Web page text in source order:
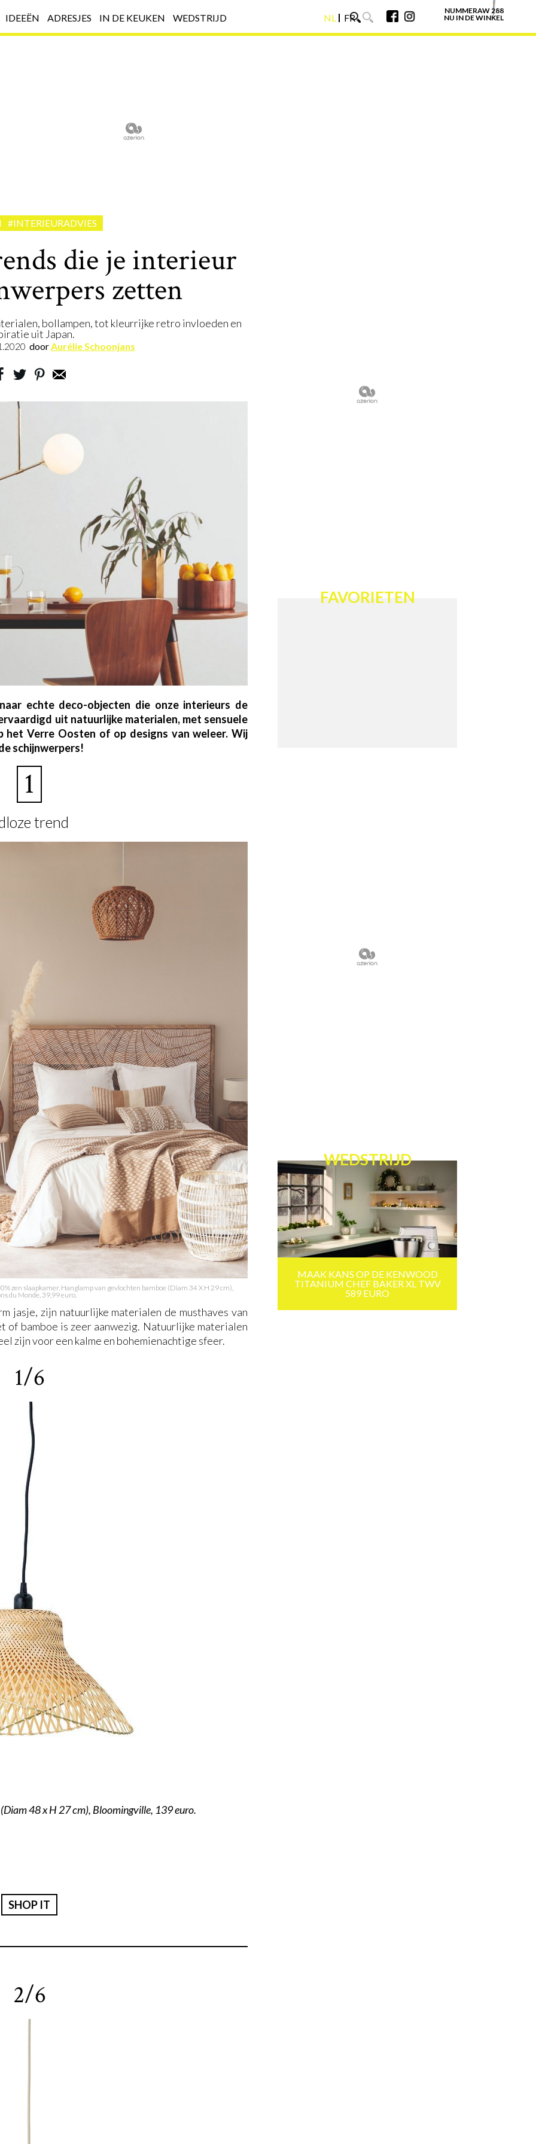
IDEEËN ADRESJES IN DE KEUKEN WEDSTRIJD
NL
FR
NUMMERAW 288
NU IN DE WINKEL
#INTERIEURADVIES
die je interieur
zetten
bollampen, tot kleurrijke retro invloeden en
uit Japan.
doorAurélie Schoonjans
echte deco-objecten die onze interieurs de
uit natuurlijke materialen, met sensuele
Verre Oosten of op designs van weleer. Wij
schijnwerpers!
1
trend
zen slaapkamer. Hanglamp van gevlochten bamboe (Diam 34 X H 29 cm),
du Monde, 39,99 euro.
jasje, zijn natuurlijke materialen de musthaves van
bamboe is zeer aanwezig. Natuurlijke materialen
zijn voor een kalme en bohemienachtige sfeer.
1/6
48 x H 27 cm), Bloomingville, 139 euro.
SHOP IT
2/6
FAVORIETEN
WEDSTRIJD
MAAK KANS OP DE KENWOOD
TITANIUM CHEF BAKER XL TWV
589 EURO